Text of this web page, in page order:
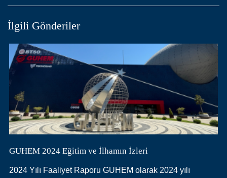
İlgili Gönderiler
GUHEM 2024 Eğitim ve İlhamın İzleri
2024 Yılı Faaliyet Raporu GUHEM olarak 2024 yılı